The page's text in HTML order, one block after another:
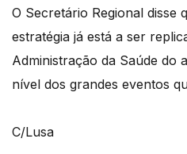
O Secretário Regional disse
estratégia já está a ser
Administração da Saúde do
nível dos grandes eventos
C/Lusa